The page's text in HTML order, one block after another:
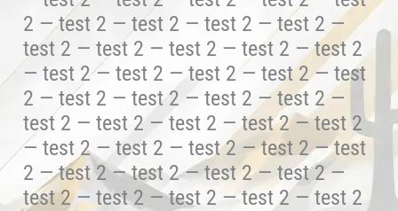
2 — test 2 — test 2 — test 2 — test 2 —
test 2 — test 2 — test 2 — test 2 — test 2
— test 2 — test 2 — test 2 — test 2 — test
2 — test 2 — test 2 — test 2 — test 2 —
test 2 — test 2 — test 2 — test 2 — test 2
— test 2 — test 2 — test 2 — test 2 — test
2 — test 2 — test 2 — test 2 — test 2 —
test 2 — test 2 — test 2 — test 2 — test 2